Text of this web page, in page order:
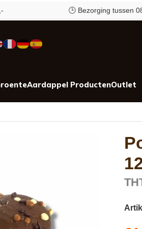
🕒 Bezorging tussen 08-14u
Aardappel ProductenOutlet